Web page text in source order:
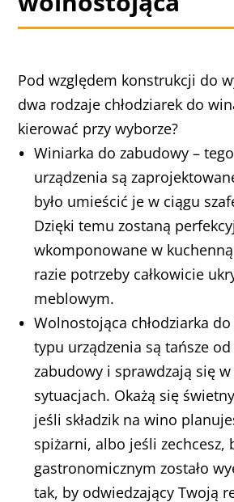
Pod względem konstrukcji do
dwa rodzaje chłodziarek do
kierować przy wyborze?
Winiarka do zabudowy –
urządzenia są
było umieścić je w ciągu
Dzięki temu zostaną
wkomponowane w
razie potrzeby całkowicie
meblowym.
Wolnostojąca chłodziarka
typu urządzenia są tańsze
zabudowy i sprawdzają się
sytuacjach. Okażą się
jeśli składzik na wino
spiżarni, albo jeśli zechcesz,
gastronomicznym zostało
tak, by odwiedzający Twoją